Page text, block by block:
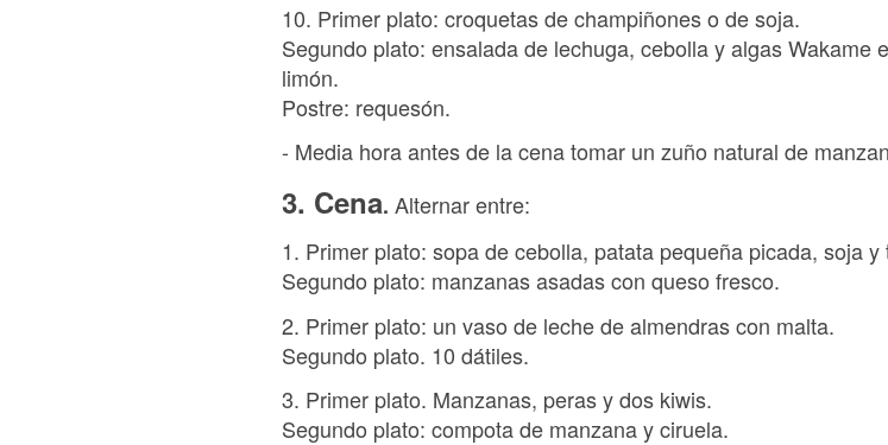
10. Primer plato: croquetas de champiñones o de soja.
Segundo plato: ensalada de lechuga, cebolla y algas Wakame
limón.
Postre: requesón.
- Media hora antes de la cena tomar un zuño natural de
3. Cena. Alternar entre:
1. Primer plato: sopa de cebolla, patata pequeña picada, soja y
Segundo plato: manzanas asadas con queso fresco.
2. Primer plato: un vaso de leche de almendras con malta.
Segundo plato. 10 dátiles.
3. Primer plato. Manzanas, peras y dos kiwis.
Segundo plato: compota de manzana y ciruela.